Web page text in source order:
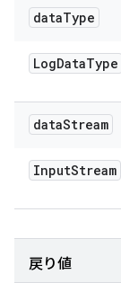
dataType
LogDataType
dataStream
InputStream
戻り値